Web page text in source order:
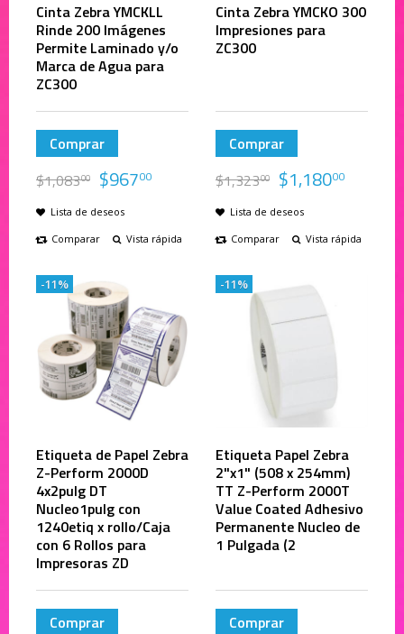
Cinta Zebra YMCKLL
Rinde 200 Imágenes
Permite Laminado y/o
Marca de Agua para
ZC300
Comprar
$1,08300 $96700
Lista de deseos
Comparar
Vista rápida
Cinta Zebra YMCKO 300
Impresiones para
ZC300
Comprar
$1,32300 $1,18000
Lista de deseos
Comparar
Vista rápida
Etiqueta de Papel Zebra
Z-Perform 2000D
4x2pulg DT
Nucleo1pulg con
1240etiq x rollo/Caja
con 6 Rollos para
Impresoras ZD
Comprar
-11%
Etiqueta Papel Zebra
2"x1" (508 x 254mm)
TT Z-Perform 2000T
Value Coated Adhesivo
Permanente Nucleo de
1 Pulgada (2
Comprar
-11%